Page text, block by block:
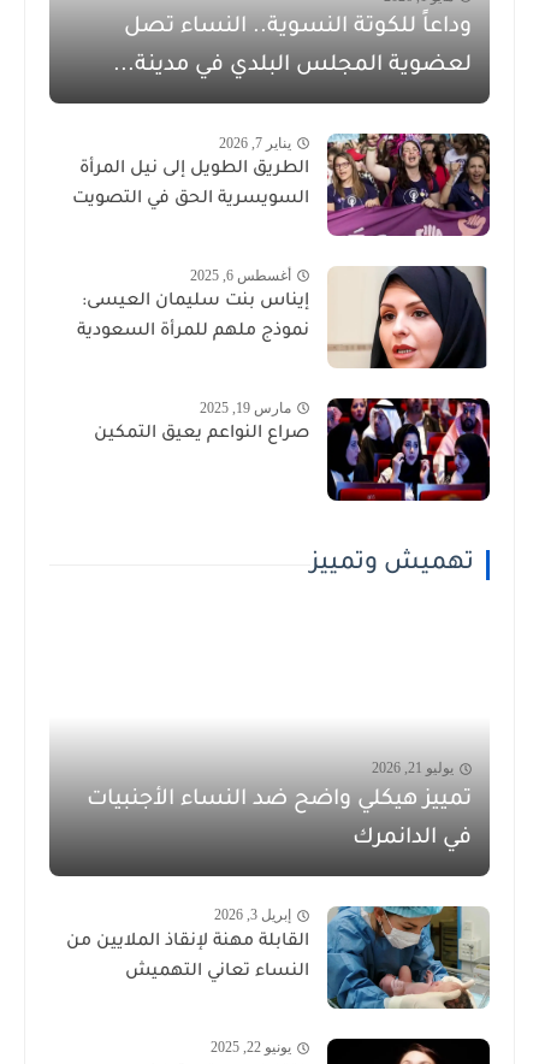
وداعاً للكوتة النسوية.. النساء تصل
لعضوية المجلس البلدي في مدينة...
يناير 7, 2026
الطريق الطويل إلى نيل المرأة
السويسرية الحق في التصويت
أغسطس 6, 2025
إيناس بنت سليمان العيسى:
نموذج ملهم للمرأة السعودية
مارس 19, 2025
صراع النواعم يعيق التمكين
تهميش وتمييز
يوليو 21, 2026
تمييز هيكلي واضح ضد النساء الأجنبيات
في الدانمرك
إبريل 3, 2026
القابلة مهنة لإنقاذ الملايين من
النساء تعاني التهميش
يونيو 22, 2025